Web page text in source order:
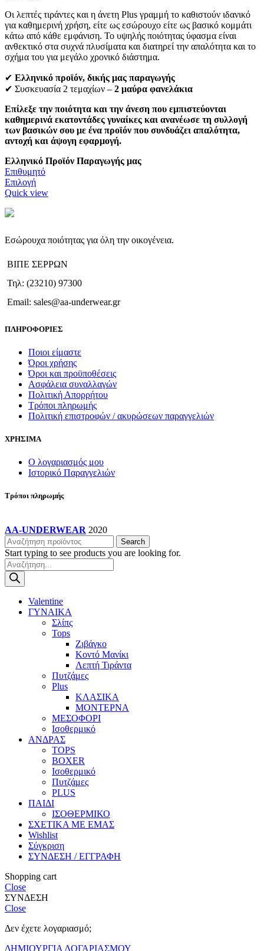
Οι λεπτές τιράντες και η άνετη Plus γραμμή το καθιστούν ιδανικό
για καθημερινή χρήση, είτε ως εσώρουχο είτε ως βασικό κομμάτι
κάτω από κάθε εμφάνιση. Το υψηλής ποιότητας ύφασμα είναι
ανθεκτικό στα συχνά πλυσίματα και διατηρεί την απαλότητα και το
σχήμα του για μεγάλο χρονικό διάστημα.
✔ Ελληνικό προϊόν, δικής μας παραγωγής
✔ Συσκευασία 2 τεμαχίων – 2 μαύρα φανελάκια
Επίλεξε την ποιότητα και την άνεση που εμπιστεύονται
καθημερινά εκατοντάδες γυναίκες και ανανέωσε τη συλλογή
των βασικών σου με ένα προϊόν που συνδυάζει απαλότητα,
αντοχή και άψογη εφαρμογή.
Ελληνικό Προϊόν Παραγωγής μας
Επιθυμητό
ΕπιλογήΑυτό
το
παραλλαγές.
Οι
μπορούν
επιλεγούν
στη
σελίδα
προϊόντος
Quick view
Εσώρουχα ποιότητας για όλη την οικογένεια.
ΒΙΠΕ ΣΕΡΡΩΝ
Τηλ: (23210) 97300
Email: sales@aa-underwear.gr
ΠΛΗΡΟΦΟΡΙΕΣ
Ποιοι είμαστε
Όροι χρήσης
Όροι και προϋποθέσεις
Ασφάλεια συναλλαγών
Πολιτική Απορρήτου
Τρόποι πληρωμής
Πολιτική επιστροφών / ακυρώσεων παραγγελιών
ΧΡΗΣΙΜΑ
Ο λογαριασμός μου
Ιστορικό Παραγγελιών
Τρόποι πληρωμής
AA-UNDERWEAR 2020
Search
Start typing to see products you are looking for.
Products
search
Valentine
ΓΥΝΑΙΚΑ
Σλίπς
Tops
Ζιβάγκο
Κοντό Μανίκι
Λεπτή Τιράντα
Πυτζάμες
Plus
ΚΛΑΣΙΚΑ
ΜΟΝΤΕΡΝΑ
ΜΕΣΟΦΟΡΙ
Ισοθερμικό
ΑΝΔΡΑΣ
TOPS
BOXER
Ισοθερμικό
Πυτζάμες
PLUS
ΠΑΙΔΙ
ΙΣΟΘΕΡΜΙΚΟ
ΣΧΕΤΙΚΑ ΜΕ ΕΜΑΣ
Wishlist
Σύγκριση
ΣΥΝΔΕΣΗ / ΕΓΓΡΑΦΗ
Shopping cart
Close
ΣΥΝΔΕΣΗ
Close
Δεν έχετε λογαριασμό;
ΔΗΜΙΟΥΡΓΙΑ ΛΟΓΑΡΙΑΣΜΟΥ